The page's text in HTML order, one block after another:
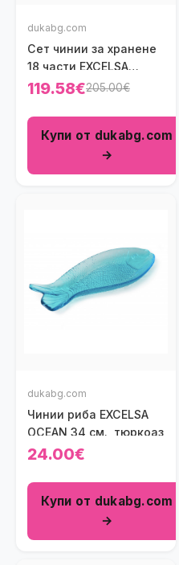
dukabg.com
Сет чинии за хранене
18 части EXCELSA
ETNICO
119.58€205.00€
Купи от dukabg.com
→
dukabg.com
Чинии риба EXCELSA
OCEAN 34 см., тюркоаз
24.00€
Купи от dukabg.com
→